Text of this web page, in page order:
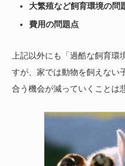
大繁殖など飼育環境の問
費用の問題点
上記以外にも「過酷な飼育
すが、家では動物を飼えない
合う機会が減っていくことは